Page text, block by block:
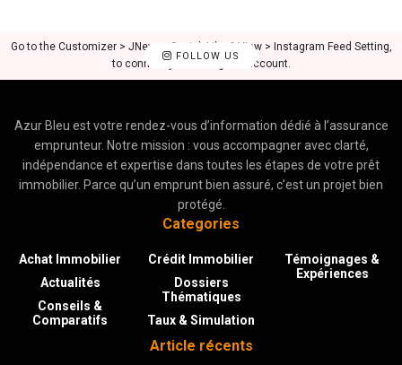
FOLLOW US
Go to the Customizer > JNews : Social, Like & View > Instagram Feed Setting,
to connect your Instagram account.
Azur Bleu est votre rendez-vous d’information dédié à l’assurance
emprunteur. Notre mission : vous accompagner avec clarté,
indépendance et expertise dans toutes les étapes de votre prêt
immobilier. Parce qu’un emprunt bien assuré, c’est un projet bien
protégé.
Categories
Achat Immobilier
Actualités
Conseils &
Comparatifs
Crédit Immobilier
Dossiers
Thématiques
Taux & Simulation
Témoignages &
Expériences
Article récents